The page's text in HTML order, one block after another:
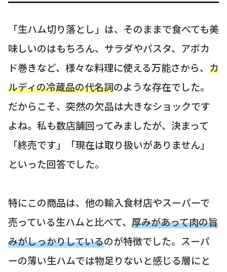
「生ハム切り落とし」は、そのままで食べても美
味しいのはもちろん、サラダやパスタ、アボカ
ド巻きなど、様々な料理に使える万能さから、 カ
ルディの冷蔵品の代名詞のような存在でした。
だからこそ、突然の欠品は大きなショックです
よね。私も数店舗回ってみましたが、決まって
「終売です」「現在は取り扱いがありません」
といった回答でした。
特にこの商品は、他の輸入食材店やスーパーで
売っている生ハムと比べて、 厚みがあって肉の旨
みがしっかりしているのが特徴でした。スーパ
ーの薄い生ハムでは物足りないと感じる層にと